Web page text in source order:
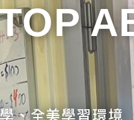
、全美學習環境